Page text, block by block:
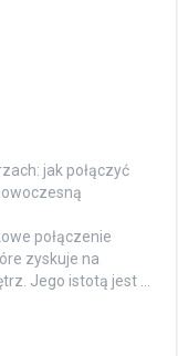
jak połączyć
połączenie
zyskuje na
Jego istotą jest …